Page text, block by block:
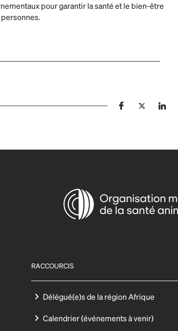
pour garantir la santé et le bien-être
RACCOURCIS
Délégué(e)s de la région Afrique
Calendrier (événements à venir)